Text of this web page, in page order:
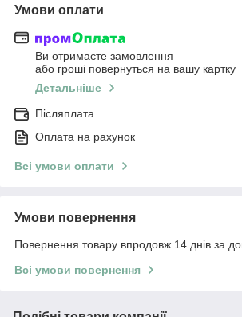
Умови оплати
Ви отримаєте замовлення
або гроші повернуться на вашу картку
Детальніше
Післяплата
Оплата на рахунок
Всі умови оплати
Умови повернення
Повернення товару впродовж 14 днів за
Всі умови повернення